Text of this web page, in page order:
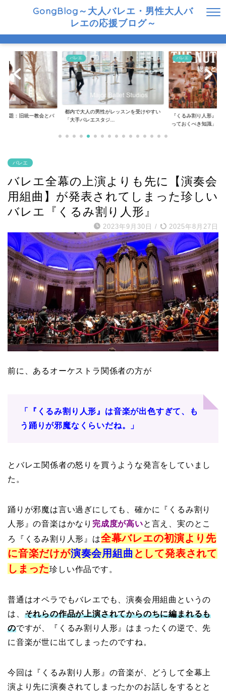
GongBlog～大人バレエ・男性大人バ
レエの応援ブログ～
バレエ
『くるみ割り人形』についてあなたが「知
っておくべき知識」...
バレエ
「アラビアの踊り」最
音：『くるみ割り人...
バレエ
バレエ全幕の上演よりも先に【演奏会
用組曲】が発表されてしまった珍しい
バレエ『くるみ割り人形』
2023年9月30日 / 2025年8月27日
前に、あるオーケストラ関係者の方が
「『くるみ割り人形』は音楽が出色すぎて、も
う踊りが邪魔なくらいだね。」
とバレエ関係者の怒りを買うような発言をしていまし
た。
踊りが邪魔は言い過ぎにしても、確かに『くるみ割り
人形』の音楽はかなり 完成度が高いと言え、実のとこ
ろ『くるみ割り人形』は全幕バレエの初演より先
に音楽だけが演奏会用組曲 として発表されて
しまった珍しい作品です。
普通はオペラでもバレエでも、演奏会用組曲というの
は、 それらの作品が上演されてからのちに編まれるも
のですが、『くるみ割り人形』はまったくの逆で、先
に音楽が世に出てしまったのですね。
今回は『くるみ割り人形』の音楽が、どうして全幕上
演より先に演奏されてしまったかのお話しをするとと